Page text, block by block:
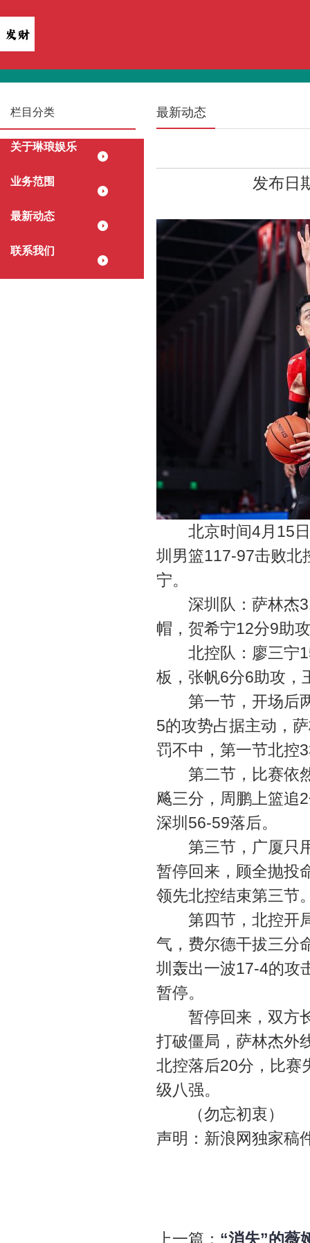
栏目分类
关于琳琅娱乐
业务范围
最新动态
联系我们
最新动态
发布日
北京时间4月15日
圳男篮117-97击败北
宁。
深圳队：萨林杰31
帽，贺希宁12分9助
北控队：廖三宁15
板，张帆6分6助攻，
第一节，开场后两
5的攻势占据主动，
罚不中，第一节北控
第二节，比赛依然
飚三分，周鹏上篮追
深圳56-59落后。
第三节，广厦只用
暂停回来，顾全抛投
领先北控结束第三节
第四节，北控开局
气，费尔德干拔三分
圳轰出一波17-4的攻
暂停。
暂停回来，双方长
打破僵局，萨林杰外
北控落后20分，比赛
级八强。
（勿忘初衷）
声明：新浪网独家稿
上一篇： “消失”的薇